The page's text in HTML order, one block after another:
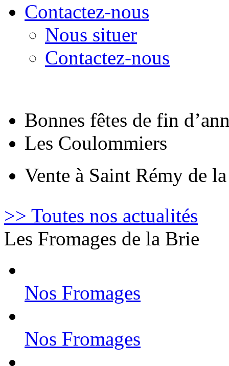
Contactez-nous
Nous situer
Contactez-nous
Bonnes fêtes de fin
Les Coulommiers
Vente à Saint Rémy de
>> Toutes nos actualités
Les Fromages de la Brie
Nos Fromages
Nos Fromages